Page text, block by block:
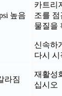
높음
카트리
조를 점
물질을
신속하
다시 시
라짐
재활성
십시오